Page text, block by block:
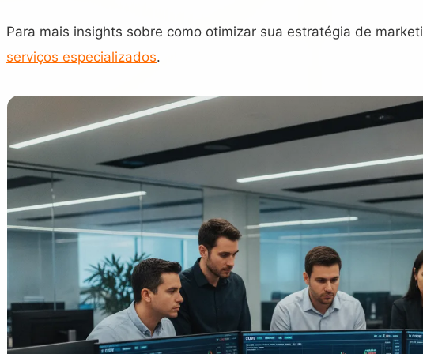
Para mais insights sobre como otimizar sua estratégia de
serviços especializados.